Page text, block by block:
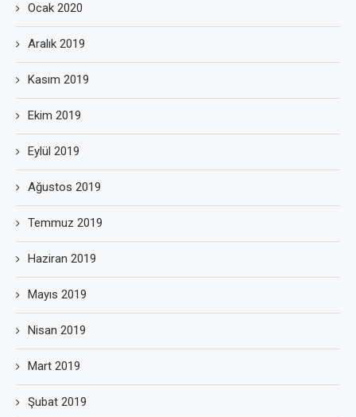
Ocak 2020
Aralık 2019
Kasım 2019
Ekim 2019
Eylül 2019
Ağustos 2019
Temmuz 2019
Haziran 2019
Mayıs 2019
Nisan 2019
Mart 2019
Şubat 2019